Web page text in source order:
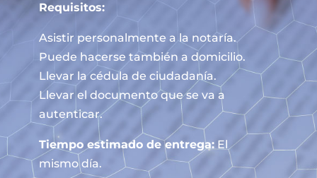
Requisitos:
Asistir personalmente a la notaría.
Puede hacerse también a domicilio.
Llevar la cédula de ciudadanía.
Llevar el documento que se va a
autenticar.
Tiempo estimado de entrega:El
mismo día.